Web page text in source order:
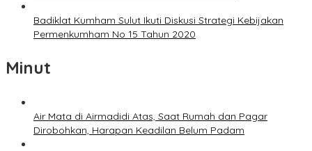
Badiklat Kumham Sulut Ikuti Diskusi Strategi Kebijakan
Permenkumham No 15 Tahun 2020
Minut
Air Mata di Airmadidi Atas, Saat Rumah dan Pagar
Dirobohkan, Harapan Keadilan Belum Padam